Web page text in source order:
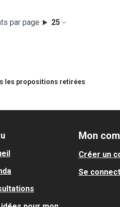
par page : 25
les propositions retirées
Mon
Créer un
Se